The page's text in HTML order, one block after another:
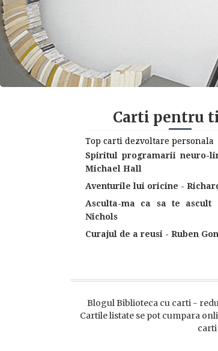
Carti pentru
Top carti dezvoltare personala
Spiritul programarii neuro-
Michael Hall
Aventurile lui oricine -
Asculta-ma ca sa te ascult
Nichols
Curajul de a reusi - Ruben
Blogul Biblioteca cu carti -
Cartile listate se pot cumpara
carti